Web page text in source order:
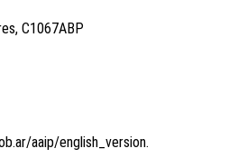
C1067ABP
aaip/english_version.